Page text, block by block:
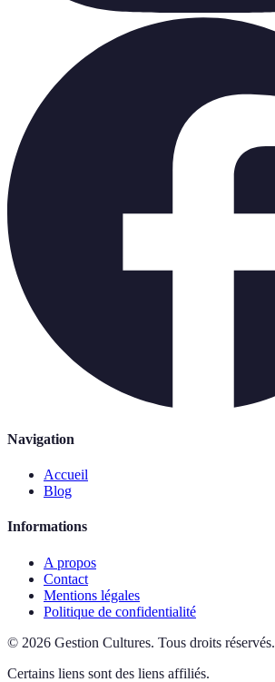
Navigation
Accueil
Blog
Informations
A propos
Contact
Mentions légales
Politique de confidentialité
© 2026 Gestion Cultures. Tous droits réservés.
Certains liens sont des liens affiliés.